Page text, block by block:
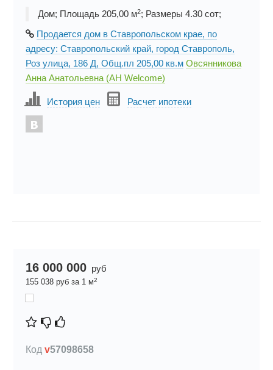
Дом; Площадь 205,00 м2; Размеры 4.30 сот;
Продается дом в Ставропольском крае, по
адресу: Ставропольский край, город Ставрополь,
Роз улица, 186 Д, Общ.пл 205,00 кв.м Овсянникова
Анна Анатольевна (АН Welcome)
История цен Расчет ипотеки
16 000 000 руб
155 038 руб за 1 м2
Код v57098658